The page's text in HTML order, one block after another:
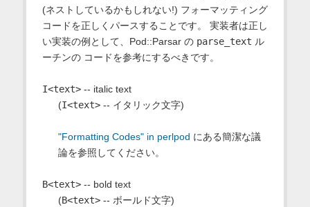
(ネストしているかもしれない!) フォーマッティング
コードを正しくパースすることです。 実装者は正し
い実装の例として、Pod::Parsar の parse_text ル
ーチンの コードを参考にするべきです。
I<text>-- italic text
(I<text>-- イタリック文字)
"Formatting Codes" in perlpod にある簡潔な議
論を参照してください。
B<text>-- bold text
(B<text>-- ボールド文字)